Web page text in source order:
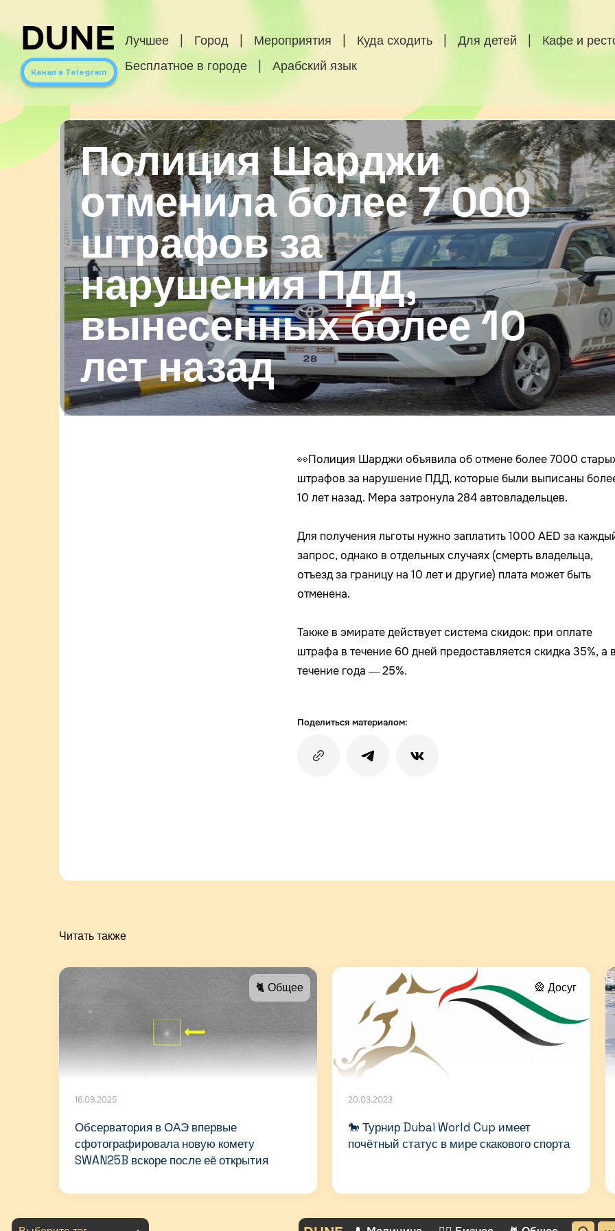
DUNE
Канал в Telegram
Лучшее Город Мероприятия Куда сходить Для детей
Кафе и
Бесплатное в городе
Арабский язык
Полиция Шарджи
отменила более 7 000
штрафов за
нарушения ПДД,
вынесенных более 10
лет назад
👀Полиция Шарджи объявила об отмене более 7000
штрафов за нарушение ПДД, которые были выписаны
10 лет назад. Мера затронула 284 автовладельцев.
Для получения льготы нужно заплатить 1000 AED за
запрос, однако в отдельных случаях (смерть владельца,
отъезд за границу на 10 лет и другие) плата может быть
отменена.
Также в эмирате действует система скидок: при оплате
штрафа в течение 60 дней предоставляется скидка 35%, а
течение года — 25%.
Поделиться материалом:
Читать также
🐈 Общее
16.09.2025
Обсерватория в ОАЭ впервые
сфотографировала новую комету
SWAN25B вскоре после её открытия
🎡 Досуг
20.03.2023
🐎 Турнир Dubai World Cup имеет
почётный статус в мире скакового спорта